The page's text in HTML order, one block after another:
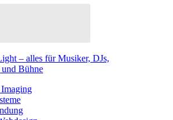
– alles für Musiker, DJs,
Bühne